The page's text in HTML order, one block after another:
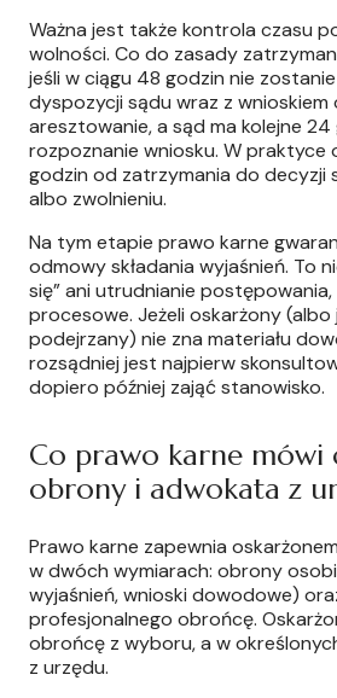
Ważna jest także kontrola czasu
wolności. Co do zasady
jeśli w ciągu 48 godzin nie
dyspozycji sądu wraz z
aresztowanie, a sąd ma kolejne
rozpoznanie wniosku. W praktyce
godzin od zatrzymania do decyzji
albo zwolnieniu.
Na tym etapie prawo karne
odmowy składania wyjaśnień. To
się” ani utrudnianie
procesowe. Jeżeli oskarżony (albo
podejrzany) nie zna materiału
rozsądniej jest najpierw
dopiero później zająć stanowisko.
Co prawo karne mówi
obrony i adwokata z
Prawo karne zapewnia
w dwóch wymiarach: obrony
wyjaśnień, wnioski dowodowe)
profesjonalnego obrońcę.
obrońcę z wyboru, a w
z urzędu.